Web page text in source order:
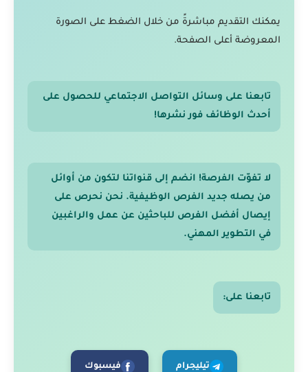
يمكنك التقديم مباشرةً من خلال الضغط على الصورة
المعروضة أعلى الصفحة.
تابعنا على وسائل التواصل الاجتماعي للحصول على
أحدث الوظائف فور نشرها!
لا تفوّت الفرصة! انضم إلى قنواتنا لتكون من أوائل
من يصله جديد الفرص الوظيفية. نحن نحرص على
إيصال أفضل الفرص للباحثين عن عمل والراغبين
في التطوير المهني.
تابعنا على:
تيليجرام فيسبوك